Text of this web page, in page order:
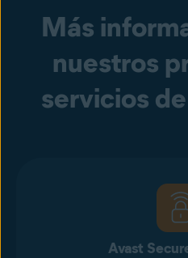
Más
nuestros
servicios
Avast